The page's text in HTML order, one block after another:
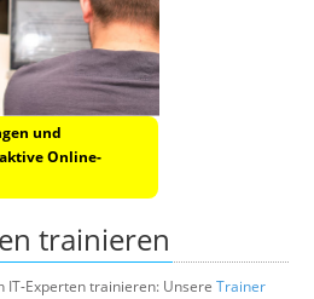
und
Online-
trainieren
IT-Experten trainieren: Unsere Trainer